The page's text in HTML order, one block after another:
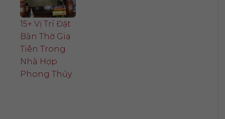
15+ Vị Trí Đặt
Bàn Thờ Gia
Tiên Trong
Nhà Hợp
Phong Thủy